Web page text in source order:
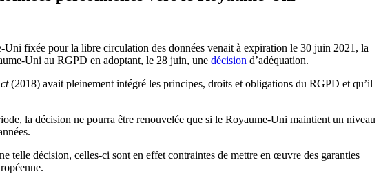
fixée pour la libre circulation des données venait à expiration le 30 juin 2021, la
Uni au RGPD en adoptant, le 28 juin, une décision d’adéquation.
(2018) avait pleinement intégré les principes, droits et obligations du RGPD et qu’il
la décision ne pourra être renouvelée que si le Royaume-Uni maintient un niveau
telle décision, celles-ci sont en effet contraintes de mettre en œuvre des garanties